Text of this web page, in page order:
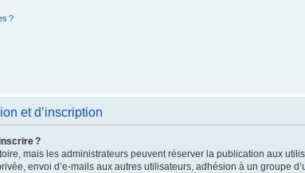
?
et d’inscription
?
mais les administrateurs peuvent réserver la publication aux
envoi d’e-mails aux autres utilisateurs, adhésion à un groupe